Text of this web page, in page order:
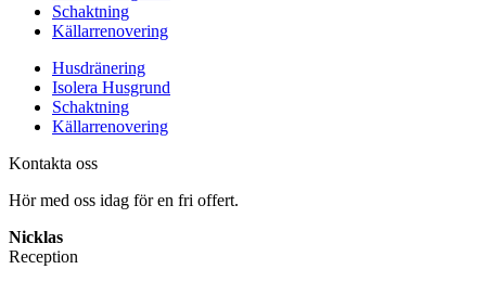
Schaktning
Källarrenovering
Husdränering
Isolera Husgrund
Schaktning
Källarrenovering
Kontakta oss
Hör med oss idag för en fri offert.
Nicklas
Reception